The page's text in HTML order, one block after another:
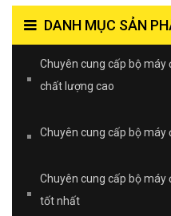
DANH MỤC SẢN
Chuyên cung cấp bộ máy
chất lượng cao
Chuyên cung cấp bộ máy
Chuyên cung cấp bộ máy
tốt nhất